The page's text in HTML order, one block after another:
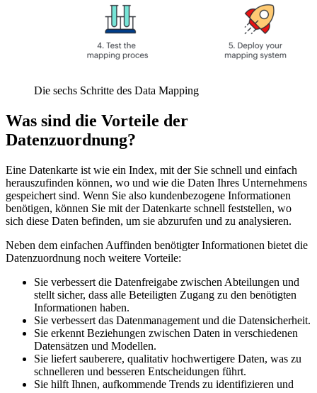
Die sechs Schritte des Data Mapping
Was sind die Vorteile der
Datenzuordnung?
Eine Datenkarte ist wie ein Index, mit der Sie schnell und einfach
herauszufinden können, wo und wie die Daten Ihres Unternehmens
gespeichert sind. Wenn Sie also kundenbezogene Informationen
benötigen, können Sie mit der Datenkarte schnell feststellen, wo
sich diese Daten befinden, um sie abzurufen und zu analysieren.
Neben dem einfachen Auffinden benötigter Informationen bietet die
Datenzuordnung noch weitere Vorteile:
Sie verbessert die Datenfreigabe zwischen Abteilungen und
stellt sicher, dass alle Beteiligten Zugang zu den benötigten
Informationen haben.
Sie verbessert das Datenmanagement und die Datensicherheit.
Sie erkennt Beziehungen zwischen Daten in verschiedenen
Datensätzen und Modellen.
Sie liefert sauberere, qualitativ hochwertigere Daten, was zu
schnelleren und besseren Entscheidungen führt.
Sie hilft Ihnen, aufkommende Trends zu identifizieren und